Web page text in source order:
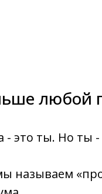
любой
- это ты. Но ты
называем